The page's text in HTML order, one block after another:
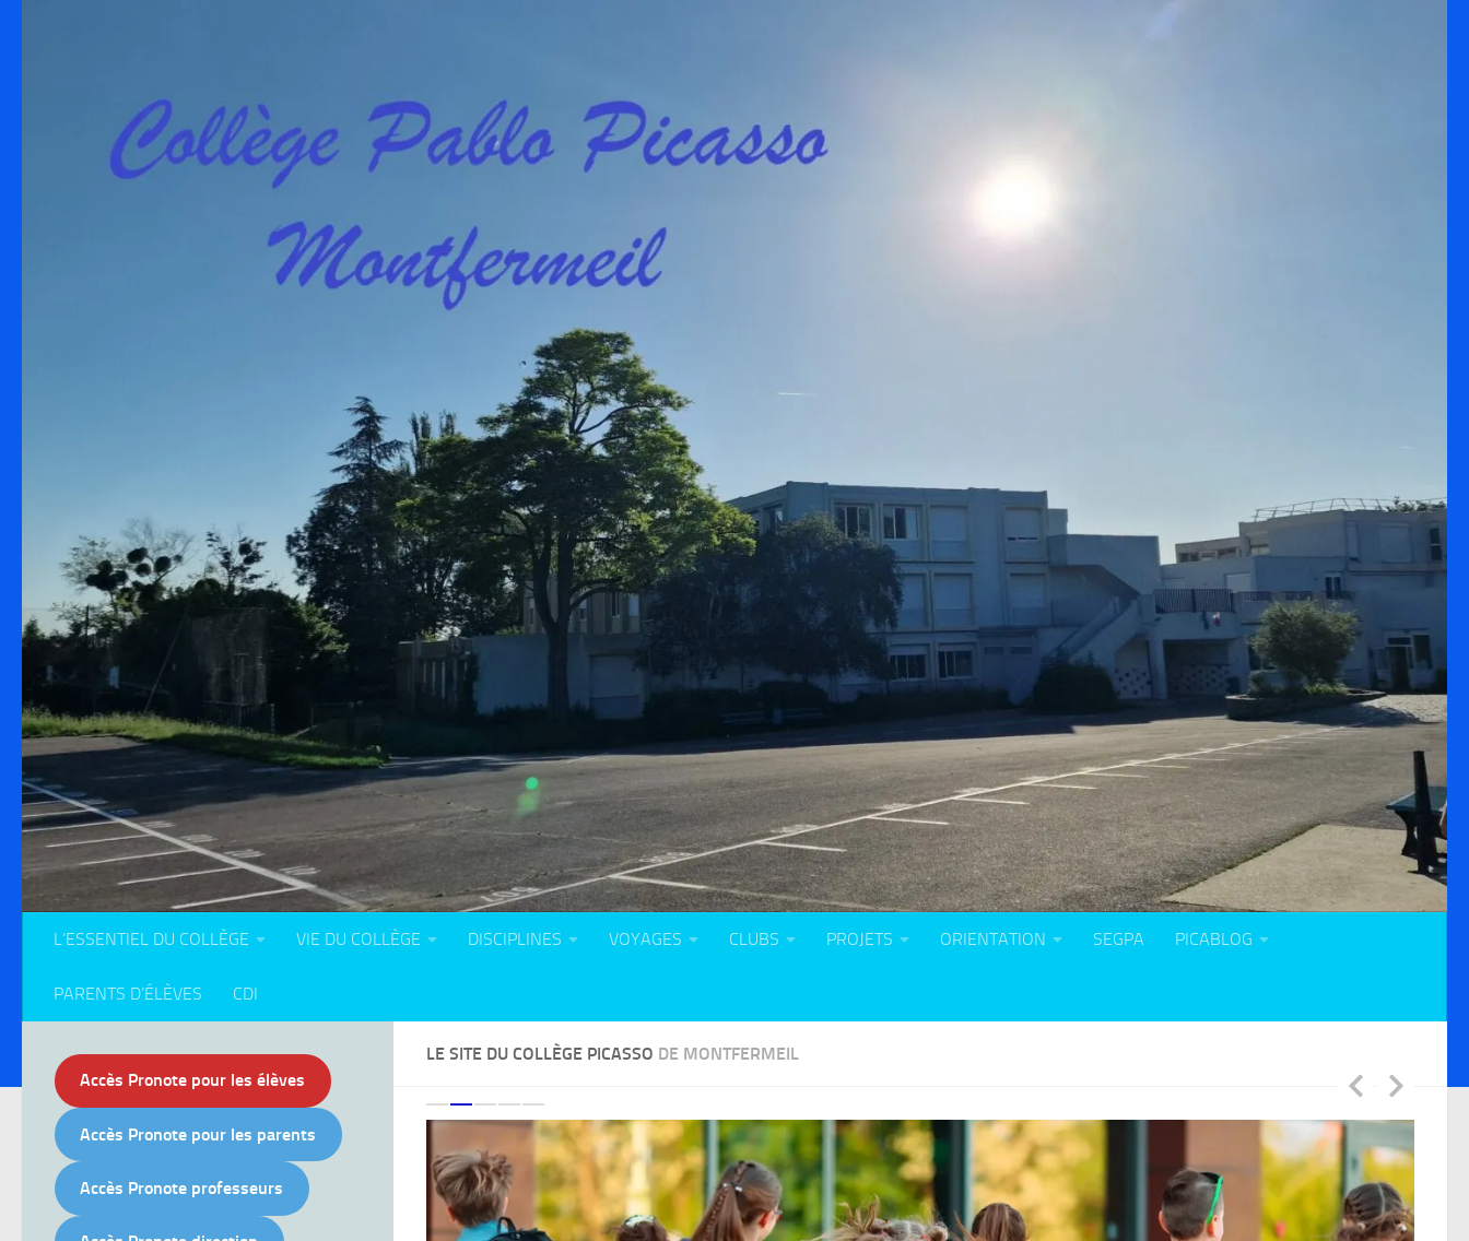
L’ESSENTIEL DU COLLÈGE VIE DU COLLÈGE DISCIPLINES VOYAGES CLUBS PROJETS ORIENTATION SEGPA PICABLOG
PARENTS D’ÉLÈVES CDI
LE SITE DU COLLÈGE PICASSO DE MONTFERMEIL
Accès Pronote pour les élèves
Accès Pronote pour les parents
Accès Pronote professeurs